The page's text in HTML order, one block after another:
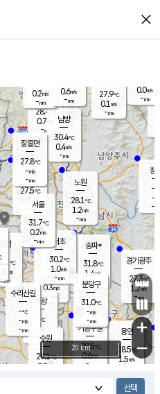
close
양주
28.4℃
0.7
-mm
과천
27.9℃
0.3m/s
- mm
용인
28.5℃
1.5m/s
경기광주
27.3℃
1.2m/s
-mm
27.9℃
0.1 m/s
-mm
창
-
-m/
-
0.0m/s
-mm
의왕
- ℃
m/s
mm
광명
℃
m/s
-mm
은평
27.5℃
0.7 m/s
- mm
노원
28.1℃
1.2m/s
-mm
송파*
31.8℃
1.4m/s
-mm
서초
30.2℃
1.0m/s
-mm
남방
30.4℃
0.4m/s
-mm
기흥구갈
29.5℃
0.6m/s
-
수리산길
-℃
-m/s
-mm
분당구
31.0℃
-m/s
-mm
장흥면
27.8℃
-m/s
-mm
0.2m/s
-mm
수원
29.1℃
0.2 m/s
서울
31.7℃
0.2m/s
-mm
0.6m/s
-mm
+
−
20 km